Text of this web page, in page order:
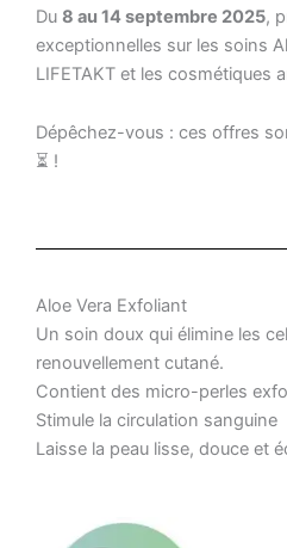
Du 8 au 14 septembre 2025,
exceptionnelles sur les soins
LIFETAKT et les cosmétiques
Dépêchez-vous : ces offres
⏳ !
Aloe Vera Exfoliant
Un soin doux qui élimine les
renouvellement cutané.
Contient des micro-perles
Stimule la circulation sanguine
Laisse la peau lisse, douce et